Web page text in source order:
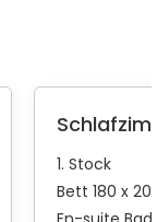
1. Stock
Bett 180 x